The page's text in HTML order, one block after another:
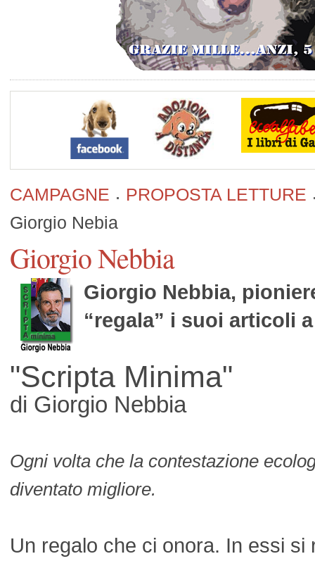
CAMPAGNE
PROPOSTA LETTURE
Giorgio Nebia
Giorgio Nebbia
Giorgio Nebbia,
“regala” i suoi articoli
"Scripta Minima"
di Giorgio Nebbia
Ogni volta che la contestazione
diventato migliore.
Un regalo che ci onora. In essi si